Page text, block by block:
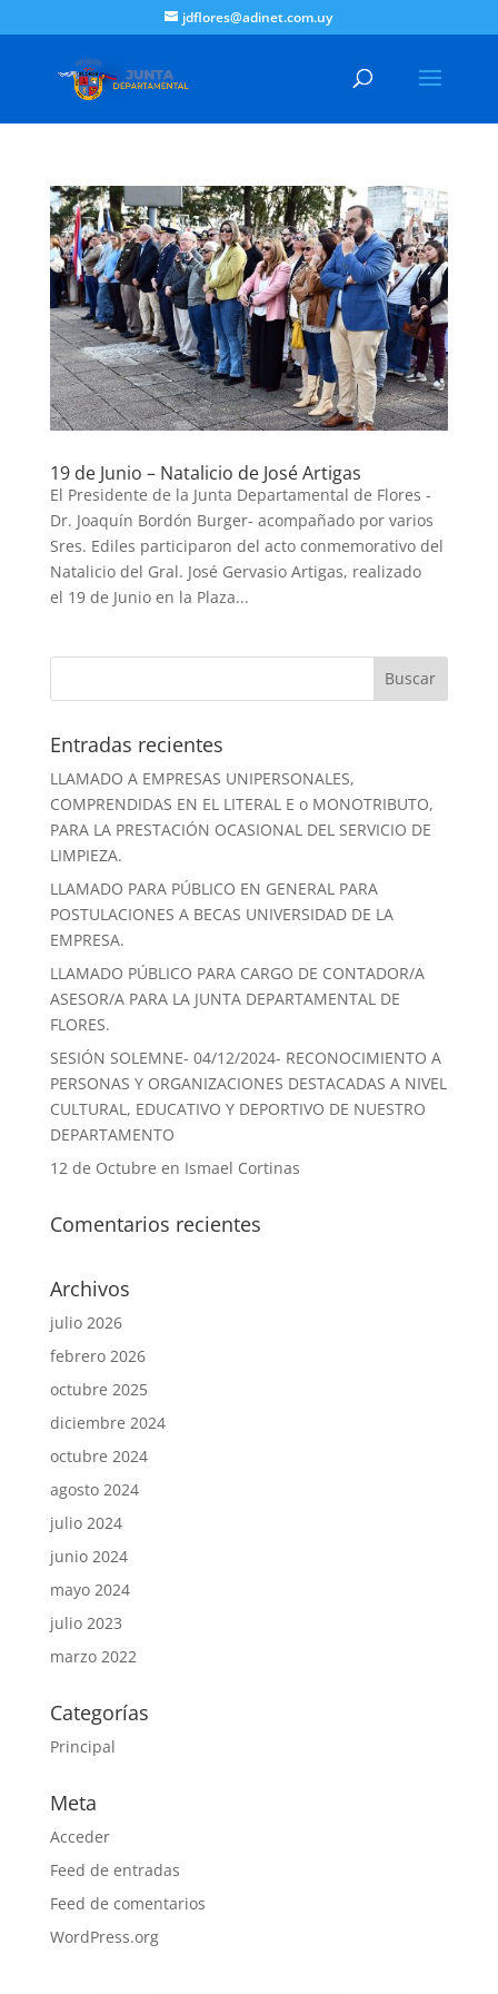
jdflores@adinet.com.uy
19 de Junio – Natalicio de José Artigas
El Presidente de la Junta Departamental de Flores -
Dr. Joaquín Bordón Burger- acompañado por varios
Sres. Ediles participaron del acto conmemorativo del
Natalicio del Gral. José Gervasio Artigas, realizado
el 19 de Junio en la Plaza...
Entradas recientes
LLAMADO A EMPRESAS UNIPERSONALES,
COMPRENDIDAS EN EL LITERAL E o MONOTRIBUTO,
PARA LA PRESTACIÓN OCASIONAL DEL SERVICIO DE
LIMPIEZA.
LLAMADO PARA PÚBLICO EN GENERAL PARA
POSTULACIONES A BECAS UNIVERSIDAD DE LA
EMPRESA.
LLAMADO PÚBLICO PARA CARGO DE CONTADOR/A
ASESOR/A PARA LA JUNTA DEPARTAMENTAL DE
FLORES.
SESIÓN SOLEMNE- 04/12/2024- RECONOCIMIENTO A
PERSONAS Y ORGANIZACIONES DESTACADAS A NIVEL
CULTURAL, EDUCATIVO Y DEPORTIVO DE NUESTRO
DEPARTAMENTO
12 de Octubre en Ismael Cortinas
Comentarios recientes
Archivos
julio 2026
febrero 2026
octubre 2025
diciembre 2024
octubre 2024
agosto 2024
julio 2024
junio 2024
mayo 2024
julio 2023
marzo 2022
Categorías
Principal
Meta
Acceder
Feed de entradas
Feed de comentarios
WordPress.org